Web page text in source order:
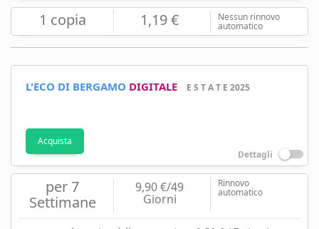
1 copia 1,19 € Nessun rinnovo
automatico
L'ECO DI BERGAMO DIGITALE E S T A T E 2025
Acquista
Dettagli
per 7
Settimane
9,90 €/49
Giorni
Rinnovo
automatico